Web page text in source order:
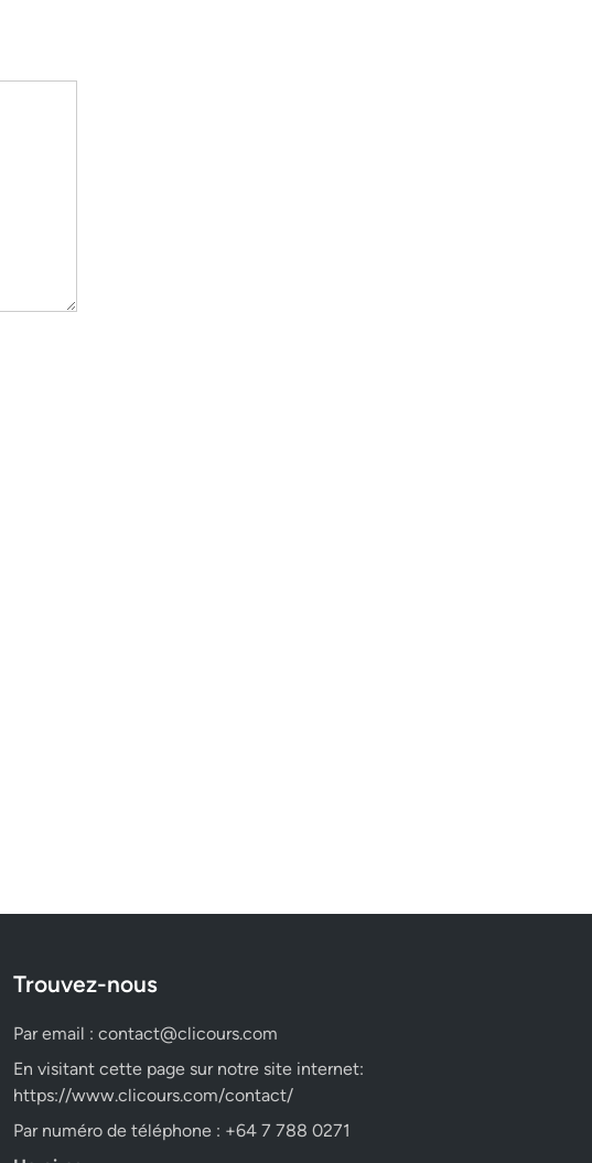
Trouvez-nous
Par email : contact@clicours.com
En visitant cette page sur notre site internet:
https://www.clicours.com/contact/
Par numéro de téléphone : +64 7 788 0271